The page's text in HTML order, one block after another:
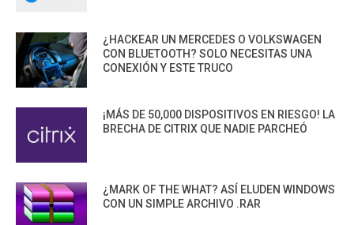
¿HACKEAR UN MERCEDES O VOLKSWAGEN
CON BLUETOOTH? SOLO NECESITAS UNA
CONEXIÓN Y ESTE TRUCO
¡MÁS DE 50,000 DISPOSITIVOS EN RIESGO! LA
BRECHA DE CITRIX QUE NADIE PARCHEÓ
¿MARK OF THE WHAT? ASÍ ELUDEN WINDOWS
CON UN SIMPLE ARCHIVO .RAR